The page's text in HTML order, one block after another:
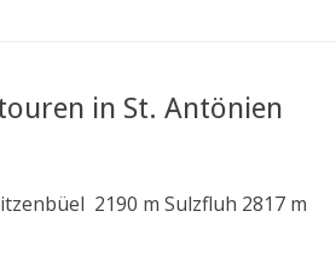
in St. Antönien
2190 m Sulzfluh 2817 m